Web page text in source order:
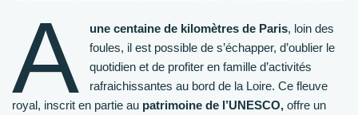
A une centaine de kilomètres de Paris, loin des
foules, il est possible de s’échapper, d’oublier le
quotidien et de profiter en famille d’activités
rafraichissantes au bord de la Loire. Ce fleuve
royal, inscrit en partie au patrimoine de l’UNESCO, offre un